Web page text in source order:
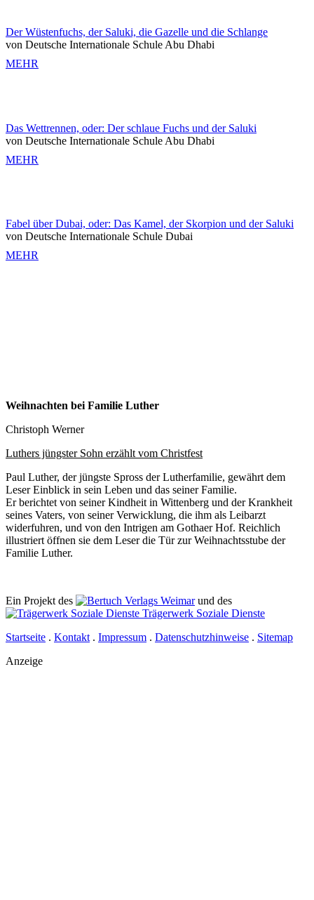
Der Wüstenfuchs, der Saluki, die Gazelle und die Schlange
von Deutsche Internationale Schule Abu Dhabi
MEHR
Das Wettrennen, oder: Der schlaue Fuchs und der Saluki
von Deutsche Internationale Schule Abu Dhabi
MEHR
Fabel über Dubai, oder: Das Kamel, der Skorpion und der Saluki
von Deutsche Internationale Schule Dubai
MEHR
Weihnachten bei Familie Luther
Christoph Werner
Luthers jüngster Sohn erzählt vom Christfest
Paul Luther, der jüngste Spross der Lutherfamilie, gewährt dem
Leser Einblick in sein Leben und das seiner Familie.
Er berichtet von seiner Kindheit in Wittenberg und der Krankheit
seines Vaters, von seiner Verwicklung, die ihm als Leibarzt
widerfuhren, und von den Intrigen am Gothaer Hof. Reichlich
illustriert öffnen sie dem Leser die Tür zur Weihnachtsstube der
Familie Luther.
Ein Projekt des Verlags Weimarund des
Trägerwerk Soziale Dienste
Startseite . Kontakt . Impressum . Datenschutzhinweise . Sitemap
Anzeige